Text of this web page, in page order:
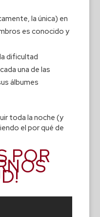
la única) en
es conocido y
dificultad
una de las
álbumes
toda la noche (y
el por qué de
POR